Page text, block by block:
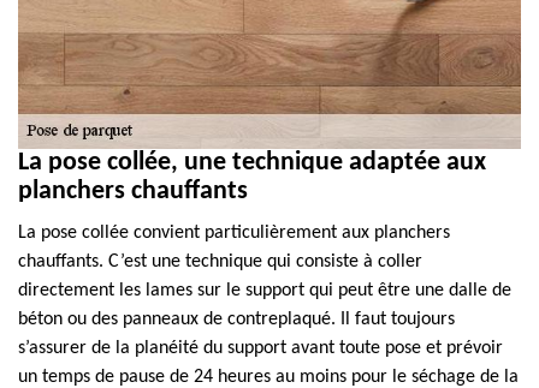
La pose collée, une technique adaptée aux
planchers chauffants
La pose collée convient particulièrement aux planchers
chauffants. C’est une technique qui consiste à coller
directement les lames sur le support qui peut être une dalle de
béton ou des panneaux de contreplaqué. Il faut toujours
s’assurer de la planéité du support avant toute pose et prévoir
un temps de pause de 24 heures au moins pour le séchage de la